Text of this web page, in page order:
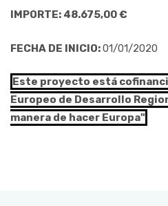
IMPORTE: 48.675,00 €
FECHA DE INICIO:01/01/2020
Este proyecto está
Europeo de Desarrollo
manera de hacer Europa"